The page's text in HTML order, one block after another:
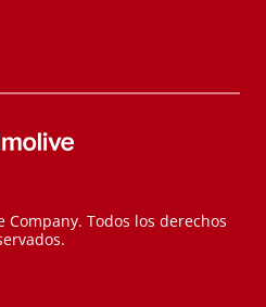
Company. Todos los derechos